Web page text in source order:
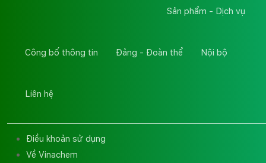
Sản phẩm - Dịch vụ
Công bố thông tin Đảng - Đoàn thể Nội bộ
Liên hệ
Điều khoản sử dụng
Về Vinachem